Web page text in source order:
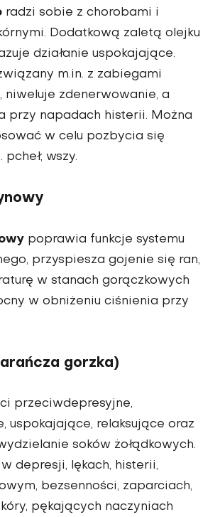
radzi sobie z chorobami i
Dodatkową zaletą olejku
działanie uspokajające.
m.in. z zabiegami
niweluje zdenerwowanie, a
przy napadach histerii. Można
w celu pozbycia się
wszy.
poprawia funkcje systemu
przyspiesza gojenie się ran,
w stanach gorączkowych
w obniżeniu ciśnienia przy
gorzka)
przeciwdepresyjne,
uspokajające, relaksujące oraz
soków żołądkowych.
depresji, lękach, histerii,
bezsenności, zaparciach,
pękających naczyniach